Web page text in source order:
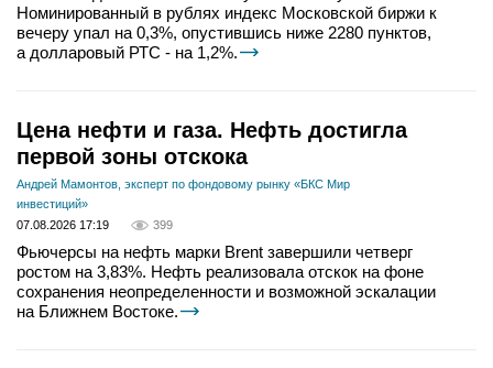
Номинированный в рублях индекс Московской биржи к
вечеру упал на 0,3%, опустившись ниже 2280 пунктов,
а долларовый РТС - на 1,2%.
Цена нефти и газа. Нефть достигла
первой зоны отскока
Андрей Мамонтов, эксперт по фондовому рынку «БКС Мир
инвестиций»
07.08.2026 17:19
399
Фьючерсы на нефть марки Brent завершили четверг
ростом на 3,83%. Нефть реализовала отскок на фоне
сохранения неопределенности и возможной эскалации
на Ближнем Востоке.